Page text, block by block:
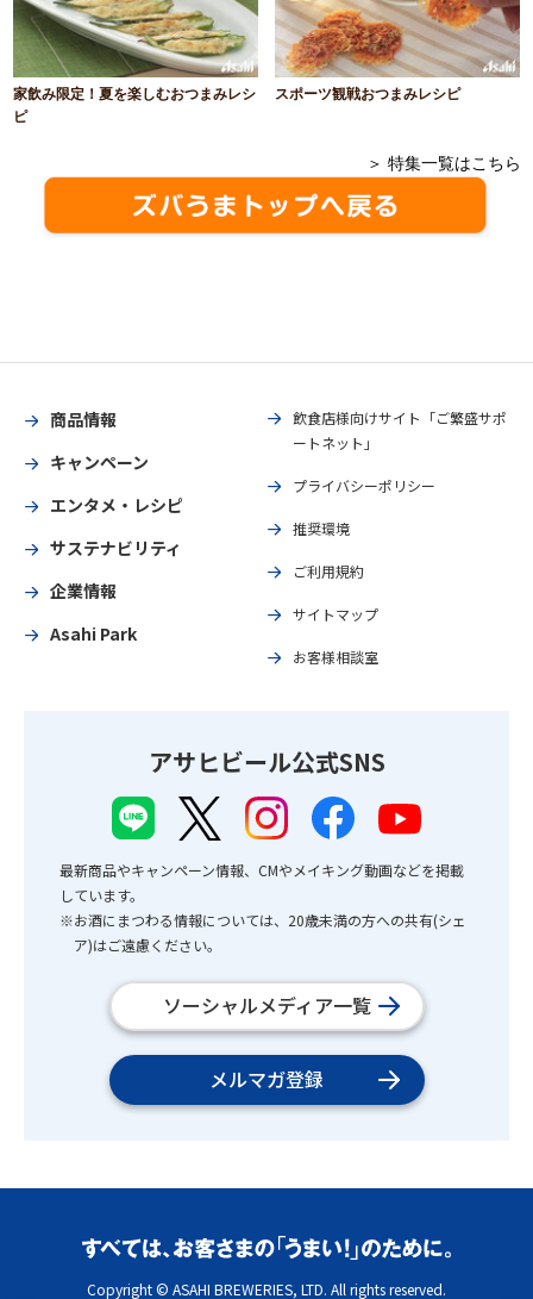
家飲み限定！夏を楽しむおつまみレシ
ピ
スポーツ観戦おつまみレシピ
＞ 特集一覧はこちら
商品情報
キャンペーン
エンタメ・レシピ
サステナビリティ
企業情報
Asahi Park
飲食店様向けサイト「ご繁盛サポ
ートネット」
プライバシーポリシー
推奨環境
ご利用規約
サイトマップ
お客様相談室
アサヒビール公式SNS
最新商品やキャンペーン情報、CMやメイキング動画などを掲載
しています。
※お酒にまつわる情報については、20歳未満の方への共有(シェ
ア)はご遠慮ください。
ソーシャルメディア一覧
メルマガ登録
Copyright © ASAHI BREWERIES, LTD. All rights reserved.